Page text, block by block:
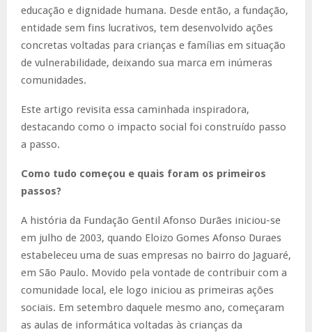
educação e dignidade humana. Desde então, a fundação,
entidade sem fins lucrativos, tem desenvolvido ações
concretas voltadas para crianças e famílias em situação
de vulnerabilidade, deixando sua marca em inúmeras
comunidades.
Este artigo revisita essa caminhada inspiradora,
destacando como o impacto social foi construído passo
a passo.
Como tudo começou e quais foram os primeiros
passos?
A história da Fundação Gentil Afonso Durães iniciou-se
em julho de 2003, quando Eloizo Gomes Afonso Duraes
estabeleceu uma de suas empresas no bairro do Jaguaré,
em São Paulo. Movido pela vontade de contribuir com a
comunidade local, ele logo iniciou as primeiras ações
sociais. Em setembro daquele mesmo ano, começaram
as aulas de informática voltadas às crianças da